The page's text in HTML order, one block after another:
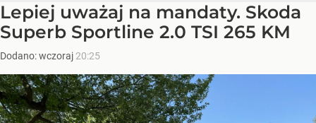
Lepiej uważaj na mandaty. Skoda
Superb Sportline 2.0 TSI 265 KM
Dodano:wczoraj 20:25